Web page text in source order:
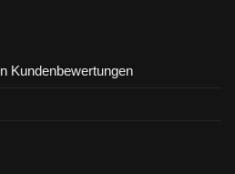
Kundenbewertungen